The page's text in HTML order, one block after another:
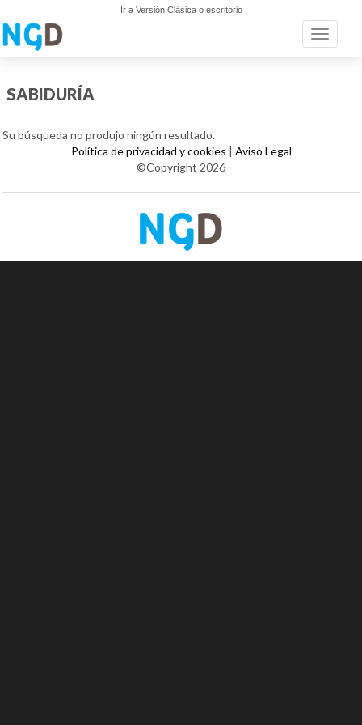
Ir a Versión Clásica o escritorio
Toggle
SABIDURÍA
Su búsqueda no produjo ningún resultado.
Política de privacidad y cookies | Aviso Legal
©Copyright 2026